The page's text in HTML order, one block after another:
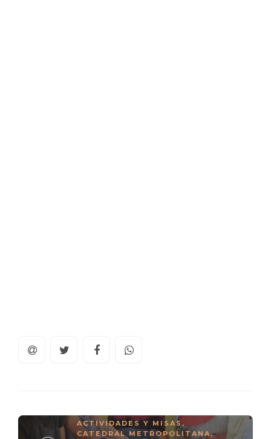
ACTIVIDADES Y MISAS,
CATEDRAL METROPOLITANA,